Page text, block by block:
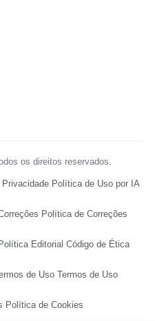
os direitos reservados.
Política de Uso por IA
Política de Correções
Política Editorial Código de Ética
de Uso Termos de Uso
Política de Cookies